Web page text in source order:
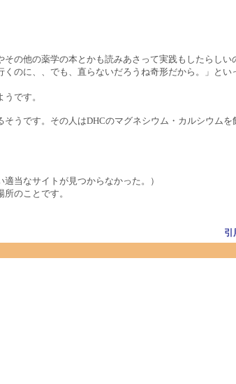
の他の薬学の本とかも読みあさって実践もしたらし
のに、、でも、直らないだろうね奇形だから。」と
です。
うです。その人はDHCのマグネシウム・カルシウム
当なサイトが見つからなかった。）
のことです。
引